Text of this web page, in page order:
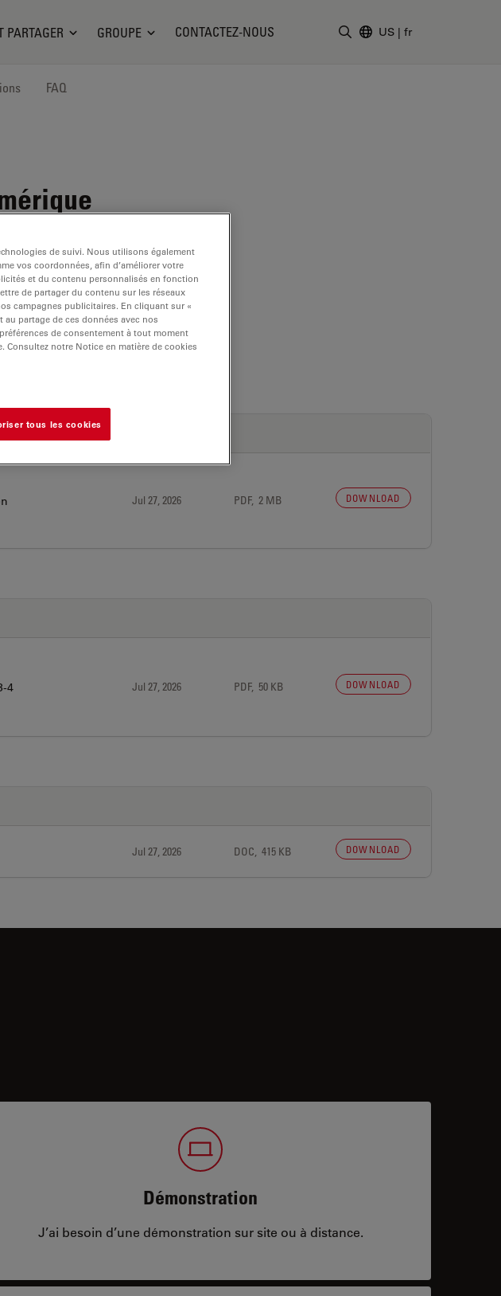
PARTAGER GROUPE CONTACTEZ-NOUS US | fr
FAQ
Jul 27, 2026 PDF, 2 MB DOWNLOAD
4 Jul 27, 2026 PDF, 50 KB DOWNLOAD
Jul 27, 2026 DOC, 415 KB DOWNLOAD
Démonstration
J’ai besoin d’une démonstration sur site ou à distance.
de suivi. Nous utilisons également
vos coordonnées, afin d’améliorer votre
et du contenu personnalisés en fonction
de partager du contenu sur les réseaux
campagnes publicitaires. En cliquant sur «
partage de ces données avec nos
de consentement à tout moment
Consultez notre Notice en matière de cookies
tous les cookies